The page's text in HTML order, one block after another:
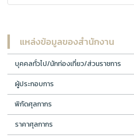
แหล่งข้อมูลของสำนักงาน
บุคคลทั่วไป/นักท่องเที่ยว/ส่วนราชการ
ผู้ประกอบการ
พิกัดศุลกากร
ราคาศุลกากร